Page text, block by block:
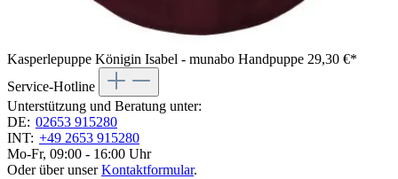
Kasperlepuppe Königin Isabel - munabo Handpuppe 29,30 €*
Service-Hotline
Unterstützung und Beratung unter:
DE: 02653 915280
INT: +49 2653 915280
Mo-Fr, 09:00 - 16:00 Uhr
Oder über unserKontaktformular.